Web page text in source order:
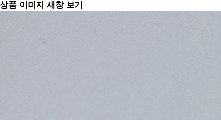
상품 이미지 새창 보기